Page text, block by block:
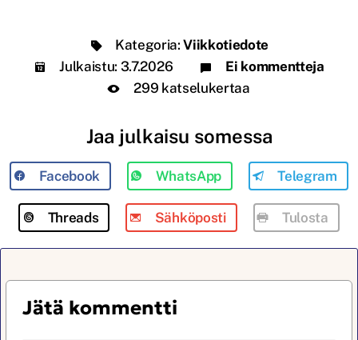
Kategoria: Viikkotiedote
Julkaistu: 3.7.2026
Ei kommentteja
299 katselukertaa
Jaa julkaisu somessa
Facebook WhatsApp Telegram
Threads Sähköposti Tulosta
Jätä kommentti